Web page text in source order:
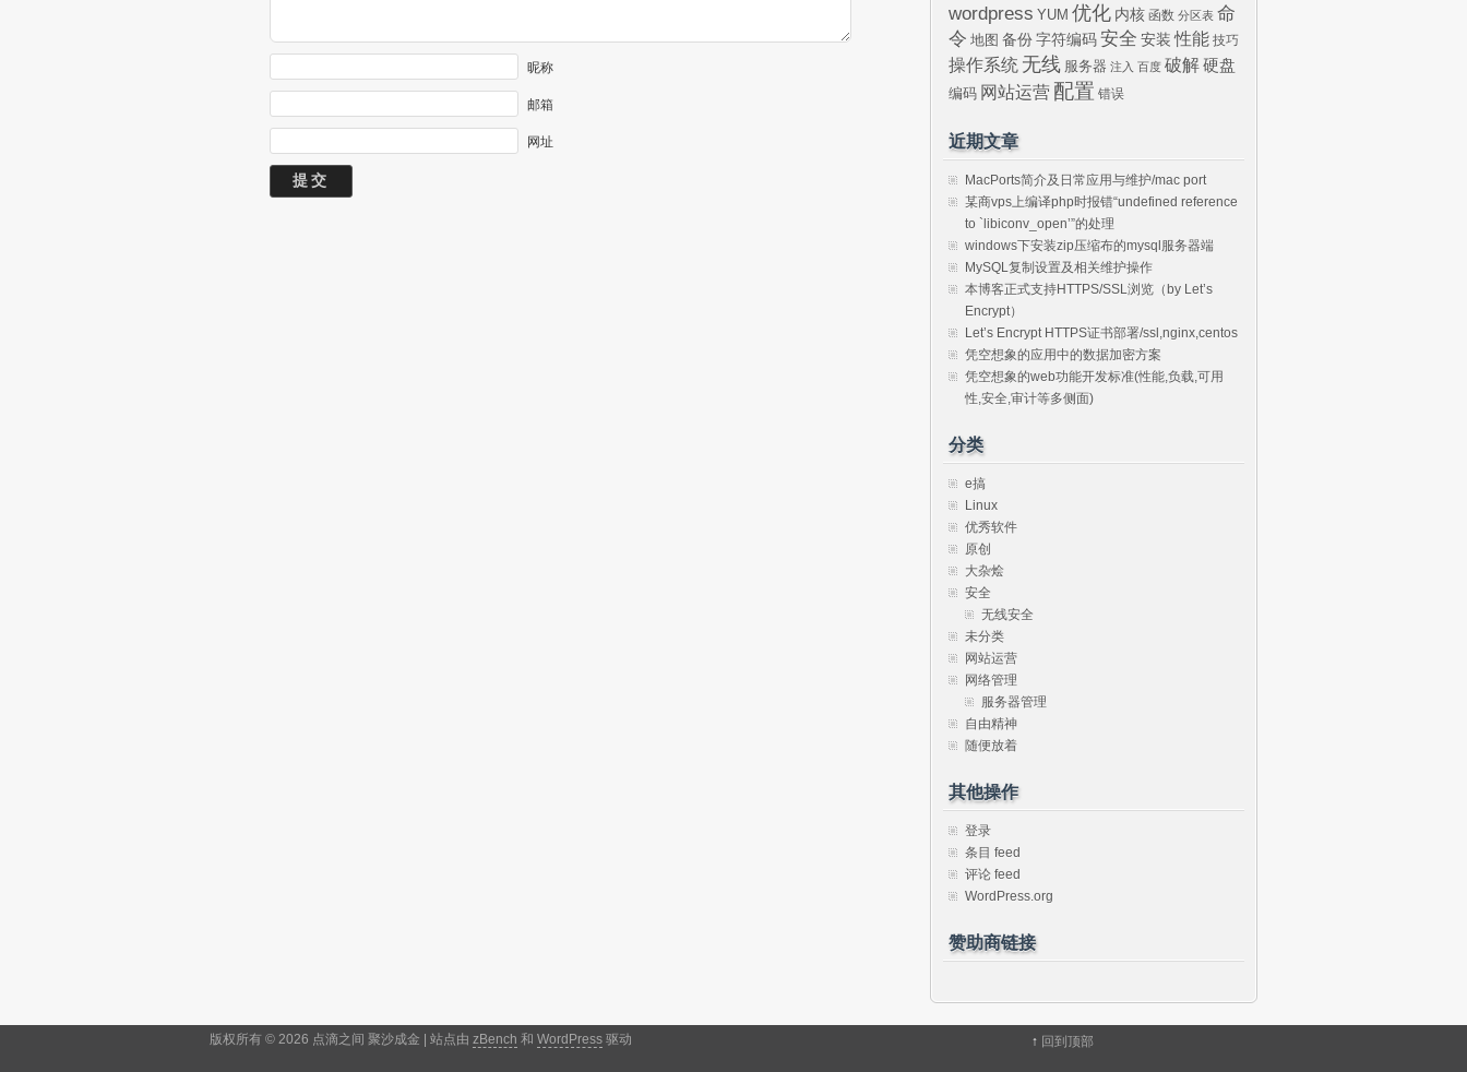
昵称
邮箱
网址
wordpress YUM 优化 内核 函数 分区表 命
令 地图 备份 字符编码 安全 安装 性能 技巧
操作系统 无线 服务器 注入 百度 破解硬盘
编码 网站运营 配置 错误
近期文章
MacPorts简介及日常应用与维护/mac port
某商vps上编译php时报错“undefined reference
to `libiconv_open’”的处理
windows下安装zip压缩布的mysql服务器端
MySQL复制设置及相关维护操作
本博客正式支持HTTPS/SSL浏览（by Let’s
Encrypt）
Let’s Encrypt HTTPS证书部署/ssl,nginx,centos
凭空想象的应用中的数据加密方案
凭空想象的web功能开发标准(性能,负载,可用
性,安全,审计等多侧面)
分类
e搞
Linux
优秀软件
原创
大杂烩
安全
无线安全
未分类
网站运营
网络管理
服务器管理
自由精神
随便放着
其他操作
登录
条目 feed
评论 feed
WordPress.org
赞助商链接
版权所有 © 2026 点滴之间 聚沙成金 | 站点由 zBench 和 WordPress 驱动 ↑ 回到顶部